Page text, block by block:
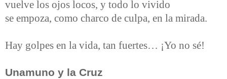
vuelve los ojos locos, y todo lo vivido
se empoza, como charco de culpa, en la mirada.
Hay golpes en la vida, tan fuertes… ¡Yo no sé!
Unamuno y la Cruz